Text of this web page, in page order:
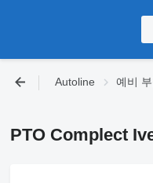
Autoline 예비
PTO Complect